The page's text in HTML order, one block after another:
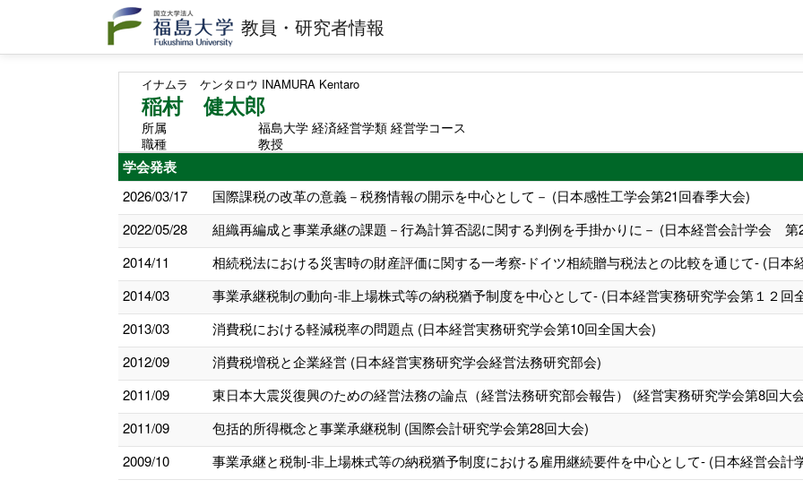
教員・研究者情報
イナムラ ケンタロウ INAMURA Kentaro
稲村 健太郎
所属
福島大学 経済経営学類 経営学コース
職種
教授
学会発表
2026/03/17
国際課税の改革の意義－税務情報の開示を中心として－ (日本感性工学会第21回春季大会)
2022/05/28
組織再編成と事業承継の課題－行為計算否認に関する判例を手掛かりに－ (日本経営会計学会 第
2014/11
相続税法における災害時の財産評価に関する一考察-ドイツ相続贈与税法との比較を通じて- (日本
2014/03
事業承継税制の動向-非上場株式等の納税猶予制度を中心として- (日本経営実務研究学会第１２回
2013/03
消費税における軽減税率の問題点 (日本経営実務研究学会第10回全国大会)
2012/09
消費税増税と企業経営 (日本経営実務研究学会経営法務研究部会)
2011/09
東日本大震災復興のための経営法務の論点（経営法務研究部会報告） (経営実務研究学会第8回大
2011/09
包括的所得概念と事業承継税制 (国際会計研究学会第28回大会)
2009/10
事業承継と税制-非上場株式等の納税猶予制度における雇用継続要件を中心として- (日本経営会計